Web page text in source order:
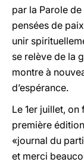
par la Parole
pensées de
unir
se relève de la
montre à
d’espérance.
Le 1er juillet,
première
«journal du
et merci